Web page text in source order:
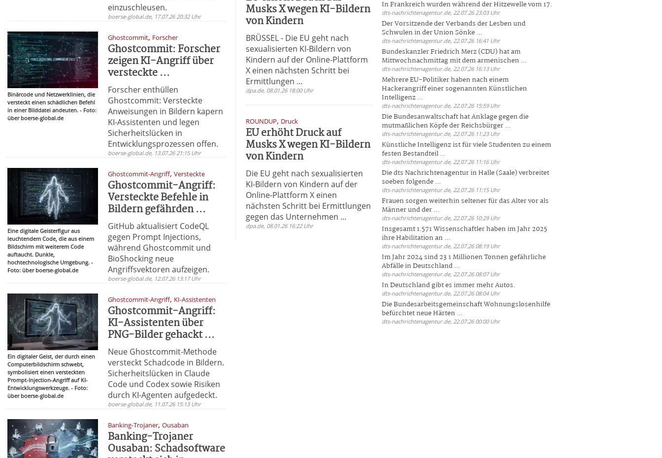
einzuschleusen.
boerse-global.de, 17.07.26 20:32 Uhr
Binärcode und Netzwerklinien, die
versteckt einen schädlichen Befehl
in einer Bilddatei andeuten. - Foto:
über boerse-global.de
Ghostcommit, Forscher
Ghostcommit: Forscher
zeigen KI-Angriff über
versteckte ...
Forscher enthüllen
Ghostcommit: Versteckte
Anweisungen in Bildern kapern
KI-Assistenten und legen
Sicherheitslücken in
Entwicklungsprozessen offen.
boerse-global.de, 13.07.26 21:15 Uhr
Eine digitale Geisterfigur aus
leuchtendem Code, die aus einem
Bildschirm mit weiterem Code
auftaucht. Dunkle,
hochtechnologische Umgebung. -
Foto: über boerse-global.de
Ghostcommit-Angriff,Versteckte
Ghostcommit-Angriff:
Versteckte Befehle in
Bildern gefährden ...
GitHub aktualisiert CodeQL
gegen Prompt Injections,
während Ghostcommit und
BioShocking neue
Angriffsvektoren aufzeigen.
boerse-global.de, 12.07.26 13:17 Uhr
Ein digitaler Geist, der durch einen
Computerbildschirm schwebt,
symbolisiert einen versteckten
Prompt-Injection-Angriff auf KI-
Entwicklungswerkzeuge. - Foto:
über boerse-global.de
Ghostcommit-Angriff, KI-Assistenten
Ghostcommit-Angriff:
KI-Assistenten über
PNG-Bilder gehackt ...
Neue Ghostcommit-Methode
versteckt Schadcode in Bildern.
Sicherheitslücken in Claude
Code und Codex sowie Risiken
durch KI-Agenten aufgedeckt.
boerse-global.de, 11.07.26 15:13 Uhr
Banking-Trojaner,Ousaban
Banking-Trojaner
Ousaban: Schadsoftware
Musks X wegen KI-Bildern
von Kindern
BRÜSSEL - Die EU geht nach
sexualisierten KI-Bildern von
Kindern auf der Online-Plattform
X einen nächsten Schritt bei
Ermittlungen ...
dpa.de, 08.01.26 18:00 Uhr
ROUNDUP, Druck
EU erhöht Druck auf
Musks X wegen KI-Bildern
von Kindern
Die EU geht nach sexualisierten
KI-Bildern von Kindern auf der
Online-Plattform X einen
nächsten Schritt bei Ermittlungen
gegen das Unternehmen ...
dpa.de, 08.01.26 16:22 Uhr
In Frankreich wurden während der Hitzewelle vom 17.
dts-nachrichtenagentur.de, 22.07.26 23:03 Uhr
Der Vorsitzende der Verbands der Lesben und
Schwulen in der Union Sönke ...
dts-nachrichtenagentur.de, 22.07.26 16:41 Uhr
Bundeskanzler Friedrich Merz (CDU) hat am
Mittwochnachmittag mit dem armenischen ...
dts-nachrichtenagentur.de, 22.07.26 16:13 Uhr
Mehrere EU-Politiker haben nach einem
Hackerangriff einer sogenannten Künstlichen
Intelligenz ...
dts-nachrichtenagentur.de, 22.07.26 15:59 Uhr
Die Bundesanwaltschaft hat Anklage gegen die
mutmaßlichen Köpfe der Reichsbürger ...
dts-nachrichtenagentur.de, 22.07.26 11:23 Uhr
Künstliche Intelligenz ist für viele Studenten zu einem
festen Bestandteil ...
dts-nachrichtenagentur.de, 22.07.26 11:16 Uhr
Die dts Nachrichtenagentur in Halle (Saale) verbreitet
soeben folgende ...
dts-nachrichtenagentur.de, 22.07.26 11:15 Uhr
Frauen sorgen weiterhin seltener für das Alter vor als
Männer und der ...
dts-nachrichtenagentur.de, 22.07.26 10:29 Uhr
Insgesamt 1.571 Wissenschaftler haben im Jahr 2025
ihre Habilitation an ...
dts-nachrichtenagentur.de, 22.07.26 08:19 Uhr
Im Jahr 2024 sind 23 1 Millionen Tonnen gefährliche
Abfälle in Deutschland ...
dts-nachrichtenagentur.de, 22.07.26 08:07 Uhr
In Deutschland gibt es immer mehr Autos.
dts-nachrichtenagentur.de, 22.07.26 08:04 Uhr
Die Bundesarbeitsgemeinschaft Wohnungslosenhilfe
befürchtet neue Härten ...
dts-nachrichtenagentur.de, 22.07.26 00:00 Uhr